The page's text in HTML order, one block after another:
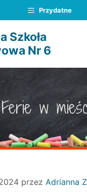
Przydatne
Szkoła
Nr 6
Ferie w
przez Adrianna